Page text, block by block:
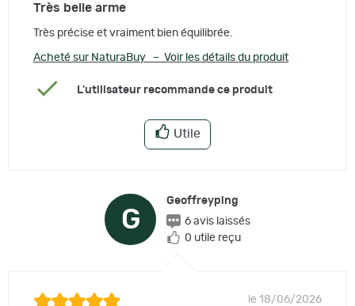
Très belle arme
Très précise et vraiment bien équilibrée.
Acheté sur NaturaBuy – Voir les détails du produit
L'utilisateur recommande ce produit
Utile
G
Geoffreyping
6 avis laissés
0 utile reçu
le 18/06/2026